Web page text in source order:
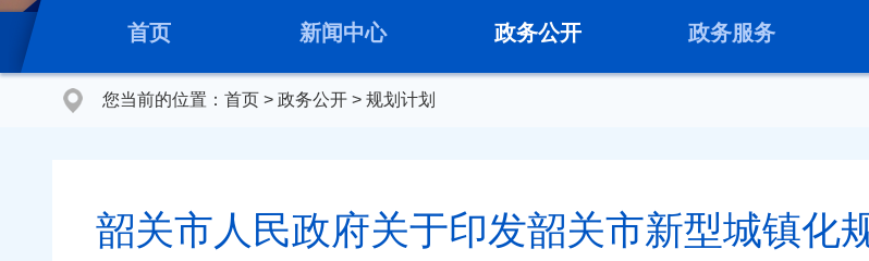
首页 新闻中心 政务公开 政务服务
您当前的位置： 首页 > 政务公开 > 规划计划
韶关市人民政府关于印发韶关市新型城镇